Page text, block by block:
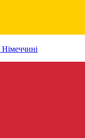
Німеччині